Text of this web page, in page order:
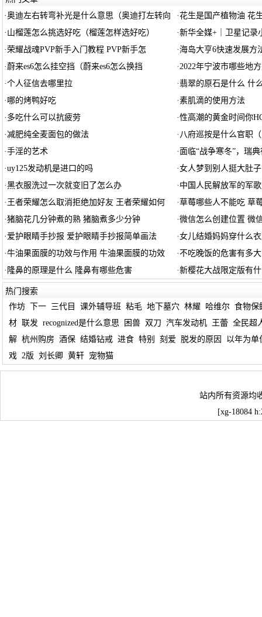
·奥迪左右转弯补光是什么意思（奥迪打左转向 ·花生是国产植物油 花
· 山榴莲怎么挑选好吃（榴莲怎样选好吃） ·新华全媒+｜卫星记录
· 荣耀战魂PVP新手入门教程 PVP新手怎 ·海岛大亨6快速发展方
· 蔚来es6怎么挂空挡（蔚来es6怎么换挡 ·2022年宁波市哪些地
·个人征信去哪里拉 · 翡翠的原石是什么 什
· 哪的烤鸭好吃 ·素肌滴的使用方法
· 多吃什么可以抗疲劳 ·性高潮的黄金时间你
· 减肥纯全麦面包的做法 · 八府巡按是什么官职
·手淫的艺术 · 面临“战争寒冬”，瑞
·uy125发动机是进口的吗 ·女人梦到别人挺大肚
·黑衣服洗过一次就变旧了怎么办 · 中国人民解放军的军
· 王者荣耀怎么取消拒绝加好友 王者荣耀如何 ·草莓哪些人不能吃 草
·猪脑花几分钟煮的熟 猪脑煮多少分钟 ·微信怎么创建位置 微
· 爱护眼睛手抄报 爱护眼睛手抄报简单画法 ·女儿结婚妈妈穿什么
·牛油果面膜的功效与作用 牛油果面膜的功效 ·不吃晚饭的危害有多大
· 隆鼻的原理是什么 隆鼻有哪些危害 ·新樱花大战限定版有
热门搜索
作坊
下一 三代目 课外辅导班 粘毛 地下墓穴 林耀 哈维尔 食物保
材 联发 recognized是什么意思 困兽 双刀 汽车发动机 王蕾 全民超
解 杭州购房 酒保 结婚钻戒 进食 特别 刻爱 脱发的原因
以年为单
戏 2版 刘长卿 黄轩 宠物猫
站内所有资源均
[xg-18084